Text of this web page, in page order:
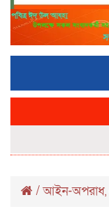
/আইন-অপরাধ,